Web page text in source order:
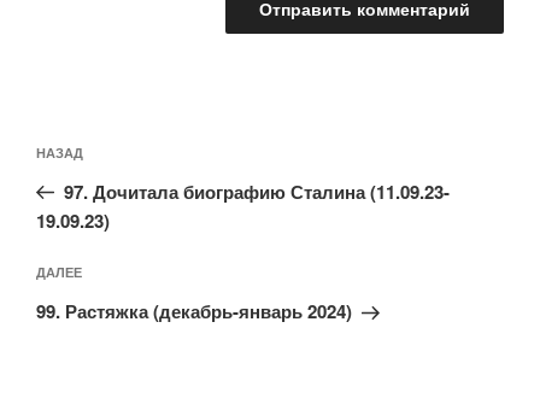
по
записям
Предыдущая
запись:
НАЗАД
97. Дочитала биографию Сталина (11.09.23-
19.09.23)
Следующая
запись
ДАЛЕЕ
99. Растяжка (декабрь-январь 2024)